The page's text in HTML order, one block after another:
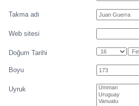
Takma adı
Web sitesi
Doğum Tarihi
Boyu
Uyruk